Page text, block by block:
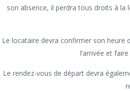
son absence, il perdra tous droits à la
Le locataire devra confirmer son heure
l’arrivée et
Le rendez-vous de départ devra